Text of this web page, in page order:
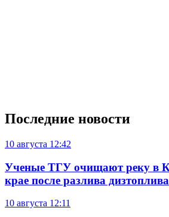
Последние новости
10 августа 12:42
Ученые ТГУ очищают реку в
крае после разлива дизтоплива
10 августа 12:11